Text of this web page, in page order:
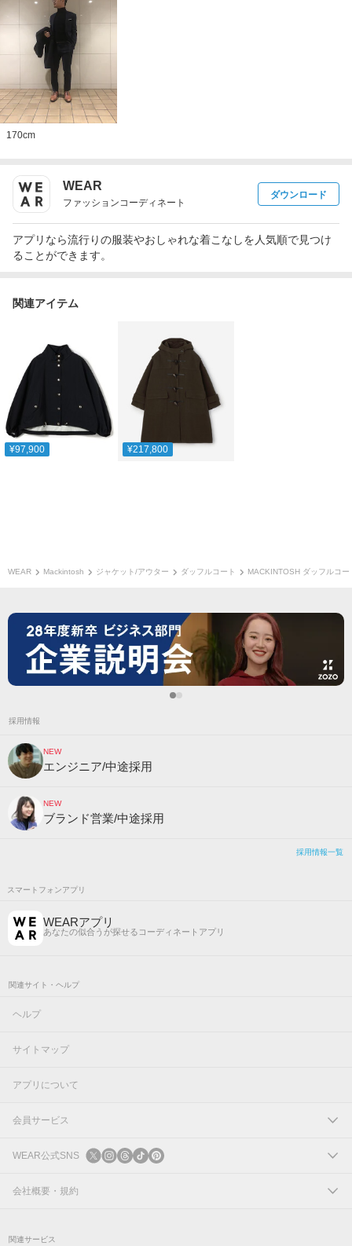
170cm
WEAR
ファッションコーディネート
ダウンロード
アプリなら流行りの服装やおしゃれな着こなしを人気順で見つけ
ることができます。
関連アイテム
¥97,900 ¥217,800
WEAR Mackintosh ジャケット/アウター ダッフルコート MACKINTOSH ダッフルコー
採用情報
NEW
エンジニア/中途採用
NEW
ブランド営業/中途採用
採用情報一覧
スマートフォンアプリ
WEARアプリ
あなたの似合うが探せるコーディネートアプリ
関連サイト・ヘルプ
ヘルプ
サイトマップ
アプリについて
会員サービス
ログイン
新規会員登録
WEAR公式SNS
X
会社概要・規約
関連サービス